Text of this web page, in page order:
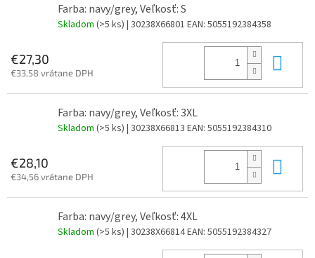
Farba: navy/grey, Veľkosť: S
Skladom (>5 ks) | 30238X66801 EAN: 5055192384358
€27,30
€33,58 vrátane DPH
Farba: navy/grey, Veľkosť: 3XL
Skladom (>5 ks) | 30238X66813 EAN: 5055192384310
€28,10
€34,56 vrátane DPH
Farba: navy/grey, Veľkosť: 4XL
Skladom (>5 ks) | 30238X66814EAN: 5055192384327